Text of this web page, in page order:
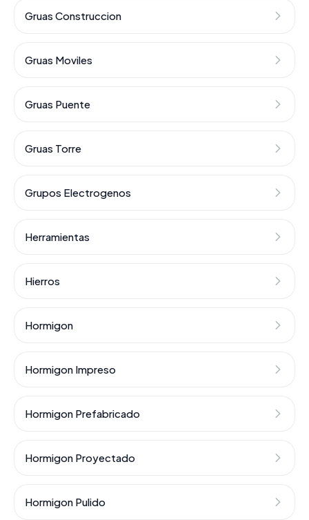
Gruas Construccion
Gruas Moviles
Gruas Puente
Gruas Torre
Grupos Electrogenos
Herramientas
Hierros
Hormigon
Hormigon Impreso
Hormigon Prefabricado
Hormigon Proyectado
Hormigon Pulido